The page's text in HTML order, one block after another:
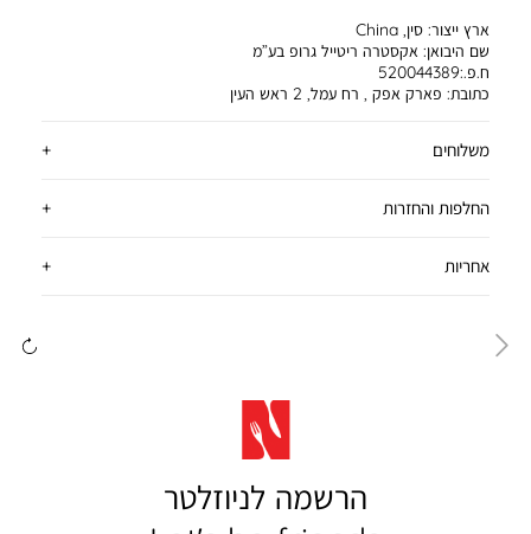
משלוחים
החלפות והחזרות
אחריות
ארץ ייצור: סין, China
שם היבואן: אקסטרה ריטייל גרופ בע”מ
ח.פ.:520044389
כתובת: פארק אפק , רח עמל, 2 ראש העין
הרשמה לניוזלטר